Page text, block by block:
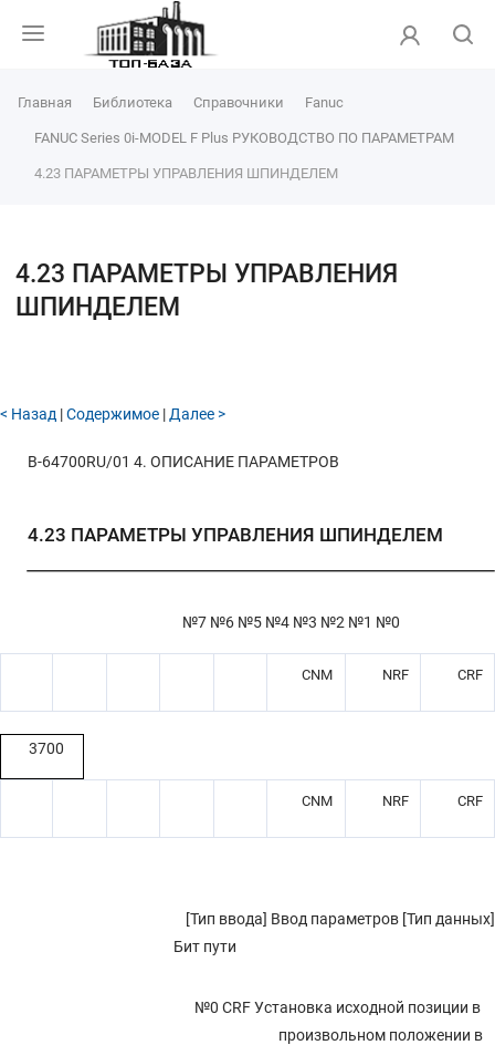
Главная Библиотека Справочники Fanuc
FANUC Series 0i-MODEL F Plus РУКОВОДСТВО ПО ПАРАМЕТРАМ
4.23 ПАРАМЕТРЫ УПРАВЛЕНИЯ ШПИНДЕЛЕМ
4.23 ПАРАМЕТРЫ УПРАВЛЕНИЯ
ШПИНДЕЛЕМ
< Назад |Содержимое | Далее >
B-64700RU/014. ОПИСАНИЕ ПАРАМЕТРОВ
4.23 ПАРАМЕТРЫ УПРАВЛЕНИЯ ШПИНДЕЛЕМ
№7 №6 №5 №4 №3 №2 №1 №0
CNM NRF CRF
3700
CNM NRF CRF
[Тип ввода] Ввод параметров [Тип данных]
Бит пути
№0 CRFУстановка исходной позиции в
произвольном положении в